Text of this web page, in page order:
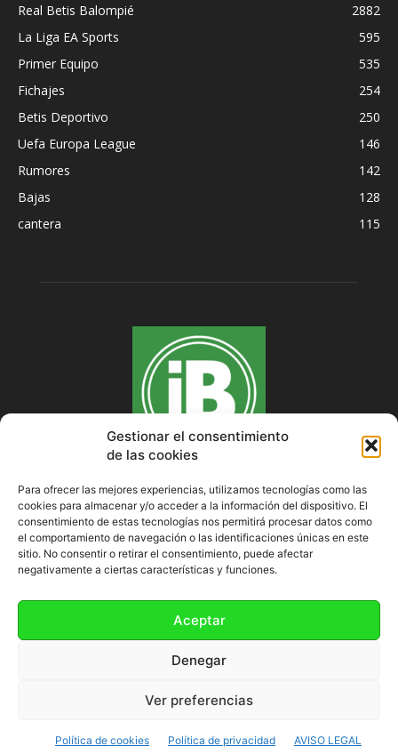
Gestionar el consentimiento
de las cookies
Para ofrecer las mejores experiencias, utilizamos tecnologías como las
cookies para almacenar y/o acceder a la información del dispositivo. El
consentimiento de estas tecnologías nos permitirá procesar datos como
el comportamiento de navegación o las identificaciones únicas en este
sitio. No consentir o retirar el consentimiento, puede afectar
negativamente a ciertas características y funciones.
Aceptar
Denegar
Ver preferencias
Política de cookies Política de privacidad AVISO LEGAL
Real Betis Balompié
2882
La Liga EA Sports
595
Primer Equipo
535
Fichajes
254
Betis Deportivo
250
Uefa Europa League
146
Rumores
142
Bajas
128
cantera
115
SOBRE NOSOTROS
Política de cookies (UE)
©